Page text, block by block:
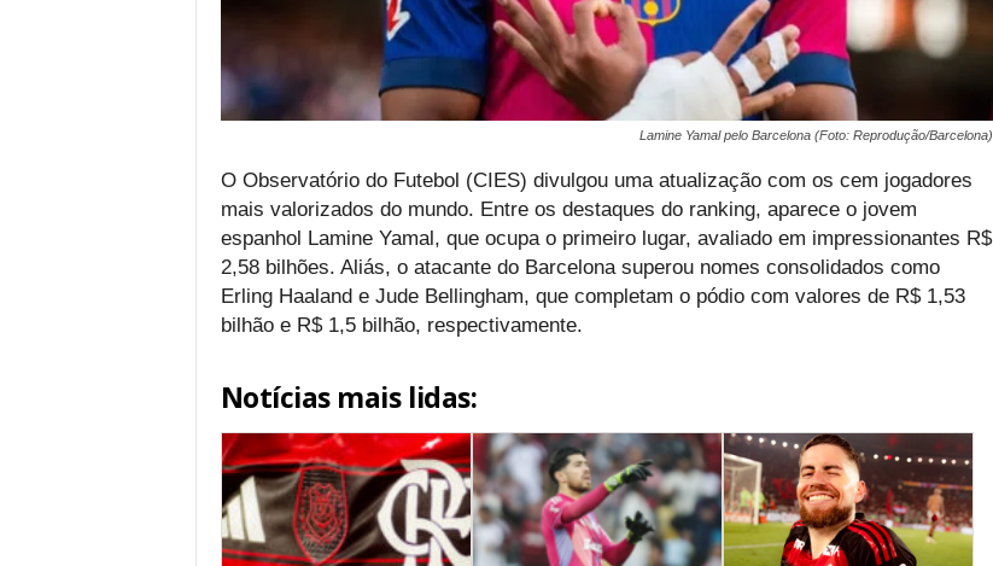
Lamine Yamal pelo Barcelona (Foto: Reprodução/Barcelona)
O Observatório do Futebol (CIES) divulgou uma atualização com os cem jogadores
mais valorizados do mundo. Entre os destaques do ranking, aparece o jovem
espanhol Lamine Yamal, que ocupa o primeiro lugar, avaliado em impressionantes R$
2,58 bilhões. Aliás, o atacante do Barcelona superou nomes consolidados como
Erling Haaland e Jude Bellingham, que completam o pódio com valores de R$ 1,53
bilhão e R$ 1,5 bilhão, respectivamente.
Notícias mais lidas: